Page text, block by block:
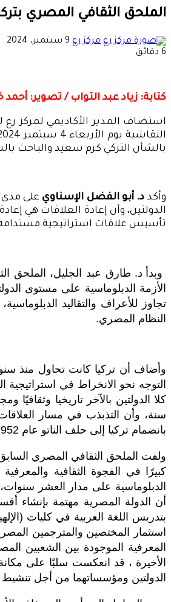
الملحق الثقافي المصري
مركز رع أرسل
9 سبتمبر، 2024
6 دقائق
كتابة: زياد عبد التواب / تصوير: أحمد
استضاف المدير الأكاديمي لمركز
بالشأن التركي كرم سعيد والباحث
وأكدد. أبو الفضل الإسناوي على مدى
الدولتين، وأن إعادة العلاقات هي
تأسيس علاقات استراتيجية
وبدأ د. طارق عبد الجليل، الملحق
الأزمة الدبلوماسية على مستوى
تجاوز للأعراف والتقاليد
النظام المصري.
وأضاف أن تركيا كانت تحاول منذ
التوجه نحو الانخراط في
كلا الدولتين بالآخر تاريخيا
بانضمام تركيا إلى حلف الناتو عام 1952، فيما اتجهت جمهورية مصر العربية إلى المعسكر الشرقي.
ولفت الملحق الثقافي المصري
كبيرًا في الفجوة الثقافية
الدبلوماسية على مدار العشر
بتدريس اللغة العربية في كليات
استثمار المختصين والمترجمين
المعرفية الموجودة بين الشعبين
الأخيرة ، قد انعكست سلبًا على
الدولتين ومؤسساتهما من أجل